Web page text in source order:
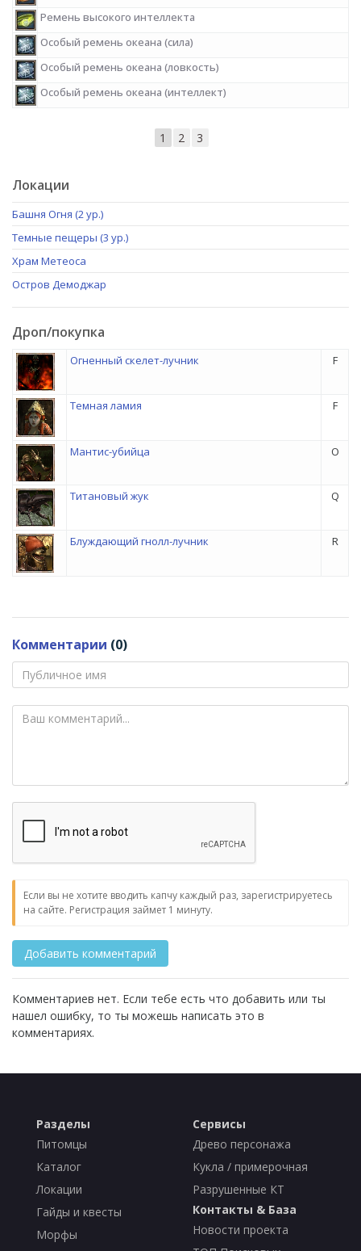
Ремень высокого интеллекта
Особый ремень океана (сила)
Особый ремень океана (ловкость)
Особый ремень океана (интеллект)
1 2 3
Локации
Башня Огня (2 ур.)
Темные пещеры (3 ур.)
Храм Метеоса
Остров Демоджар
Дроп/покупка
Огненный скелет-лучник F
Темная ламия F
Мантис-убийца O
Титановый жук Q
Блуждающий гнолл-лучник R
Комментарии (0)
Если вы не хотите вводить капчу каждый раз, зарегистрируетесь
на сайте. Регистрация займет 1 минуту.
Комментариев нет. Если тебе есть что добавить или ты
нашел ошибку, то ты можешь написать это в
комментариях.
Разделы
Питомцы
Каталог
Локации
Гайды и квесты
Морфы
Сервисы
Древо персонажа
Кукла / примерочная
Разрушенные КТ
Контакты & База
Новости проекта